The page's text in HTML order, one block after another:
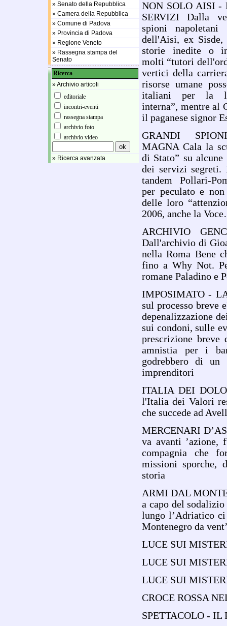
» Senato della Repubblica
» Camera della Repubblica
» Comune di Padova
» Provincia di Padova
» Regione Veneto
» Rassegna stampa del
Senato
Ricerca
» Archivio articoli
editoriale
incontri-eventi
rassegna stampa
archivio foto
archivio video
» Ricerca avanzata
NON SOLO AISI -
SERVIZI Dalla
spioni
dell'Aisi, ex Sisde,
storie inedite o
molti “tutori
vertici della
risorse umane
italiani per la
interna”, mentre al
il paganese signor
GRANDI
MAGNA Cala la
di Stato” su alcune
dei servizi segreti.
tandem Pollari-
per peculato e
delle loro
2006, anche la
ARCHIVIO
Dall'archivio di
nella Roma Bene
fino a Why Not.
romane Paladino e
IMPOSIMATO -
sul processo breve
depenalizzazione
sui condoni, sulle
prescrizione
amnistia per i
godrebbero di
imprenditori
ITALIA DEI
l'Italia dei Valori
che succede ad
MERCENARI
va avanti
compagnia che
missioni sporche,
storia
ARMI DAL
a capo del
lungo l’Adriatico
Montenegro da
LUCE SUI
LUCE SUI
LUCE SUI
CROCE ROSSA
SPETTACOLO -